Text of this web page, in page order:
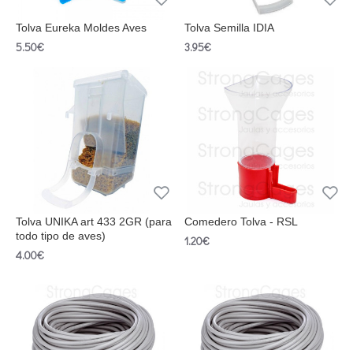
Tolva Eureka Moldes Aves
5.50€
Tolva Semilla IDIA
3.95€
Tolva UNIKA art 433 2GR (para
todo tipo de aves)
4.00€
Comedero Tolva - RSL
1.20€